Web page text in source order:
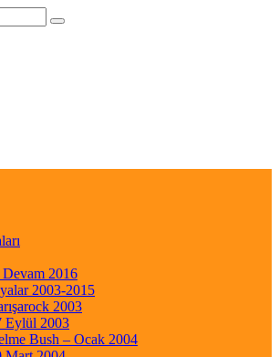
2016
2003-2015
2003
Eylül 2003
Bush – Ocak 2004